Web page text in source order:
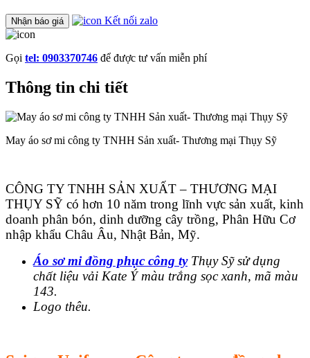
Nhận báo giá Kết nối zalo
Gọi tel: 0903370746 để được tư vấn miễn phí
Thông tin chi tiết
May áo sơ mi công ty TNHH Sản xuất- Thương mại Thụy Sỹ
CÔNG TY TNHH SẢN XUẤT – THƯƠNG MẠI
THỤY SỸ có hơn 10 năm trong lĩnh vực sản xuất, kinh
doanh phân bón, dinh dưỡng cây trồng, Phân Hữu Cơ
nhập khẩu Châu Âu, Nhật Bản, Mỹ.
Áo sơ mi đồng phục công tyThụy Sỹ sử dụng
chất liệu vải Kate Ý màu trắng sọc xanh, mã màu
143.
Logo thêu.